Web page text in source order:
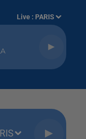
Live : PARIS